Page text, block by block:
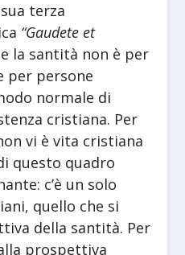
terza
“Gaudete et
la santità non è per
per persone
normale di
cristiana. Per
vi è vita cristiana
questo quadro
c’è un solo
quello che si
della santità. Per
prospettiva